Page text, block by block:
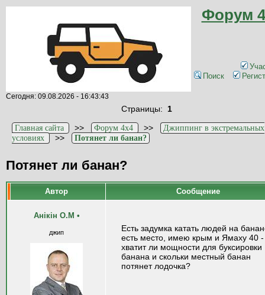
Форум
Поиск
Сегодня: 09.08.2026 - 16:43:43
Страницы: 1
Главная сайта >> Форум 4x4 >>
Джиппинг в экстремальных
условиях
>> Потянет ли банан?
Потянет ли банан?
Автор Сообщение
Анікін О.М •
джип
Есть задумка катать людей на
есть место, имею крым и Ямаху 40 -
хватит ли мощности для буксировки
банана и скольки местный банан
потянет лодочка?